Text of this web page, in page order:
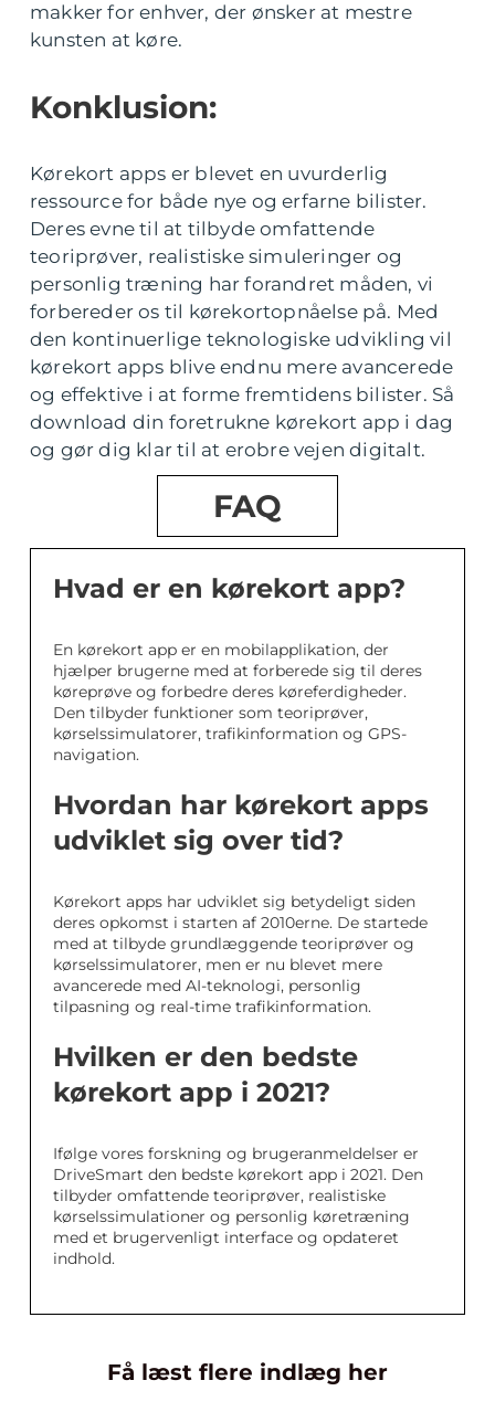
makker for enhver, der ønsker at mestre
kunsten at køre.
Konklusion:
Kørekort apps er blevet en uvurderlig
ressource for både nye og erfarne bilister.
Deres evne til at tilbyde omfattende
teoriprøver, realistiske simuleringer og
personlig træning har forandret måden, vi
forbereder os til kørekortopnåelse på. Med
den kontinuerlige teknologiske udvikling vil
kørekort apps blive endnu mere avancerede
og effektive i at forme fremtidens bilister. Så
download din foretrukne kørekort app i dag
og gør dig klar til at erobre vejen digitalt.
FAQ
Hvad er en kørekort app?
En kørekort app er en mobilapplikation, der
hjælper brugerne med at forberede sig til deres
køreprøve og forbedre deres køreferdigheder.
Den tilbyder funktioner som teoriprøver,
kørselssimulatorer, trafikinformation og GPS-
navigation.
Hvordan har kørekort apps
udviklet sig over tid?
Kørekort apps har udviklet sig betydeligt siden
deres opkomst i starten af 2010erne. De startede
med at tilbyde grundlæggende teoriprøver og
kørselssimulatorer, men er nu blevet mere
avancerede med AI-teknologi, personlig
tilpasning og real-time trafikinformation.
Hvilken er den bedste
kørekort app i 2021?
Ifølge vores forskning og brugeranmeldelser er
DriveSmart den bedste kørekort app i 2021. Den
tilbyder omfattende teoriprøver, realistiske
kørselssimulationer og personlig køretræning
med et brugervenligt interface og opdateret
indhold.
Få læst flere indlæg her